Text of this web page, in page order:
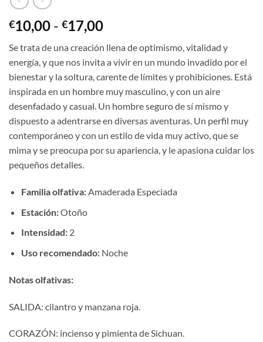
€10,00 - €17,00Rango
precios:
desde
€10,00
hasta
€17,00
Se trata de una creación llena de optimismo, vitalidad y
energía, y que nos invita a vivir en un mundo invadido por el
bienestar y la soltura, carente de límites y prohibiciones. Está
inspirada en un hombre muy masculino, y con un aire
desenfadado y casual. Un hombre seguro de sí mismo y
dispuesto a adentrarse en diversas aventuras. Un perfil muy
contemporáneo y con un estilo de vida muy activo, que se
mima y se preocupa por su apariencia, y le apasiona cuidar los
pequeños detalles.
Familia olfativa:Amaderada Especiada
Estación:Otoño
Intensidad:2
Uso recomendado:Noche
Notas olfativas:
SALIDA: cilantro y manzana roja.
CORAZÓN: incienso y pimienta de Sichuan.